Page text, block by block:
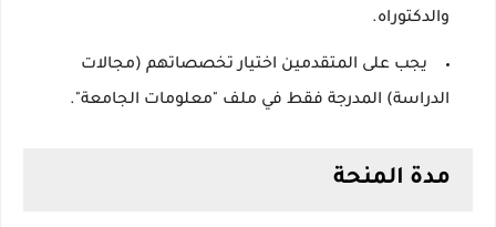
والدكتوراه.
يجب على المتقدمين اختيار تخصصاتهم (مجالات
الدراسة) المدرجة فقط في ملف "معلومات الجامعة".
مدة المنحة